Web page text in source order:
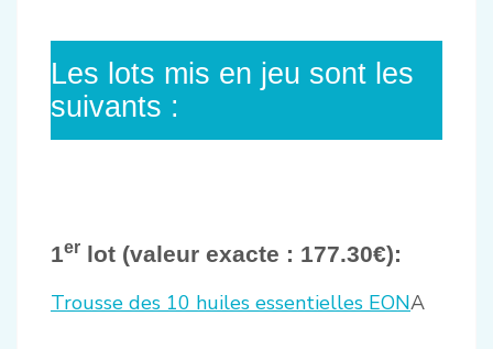
Les lots mis en jeu sont les
suivants :
1er lot (valeur exacte : 177.30€):
Trousse des 10 huiles essentielles EONA